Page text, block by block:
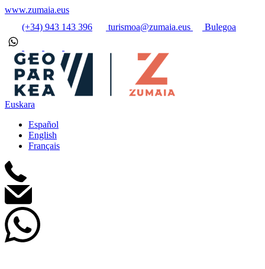
www.zumaia.eus
(+34) 943 143 396
turismoa@zumaia.eus Bulegoa
Euskara
Español
English
Français